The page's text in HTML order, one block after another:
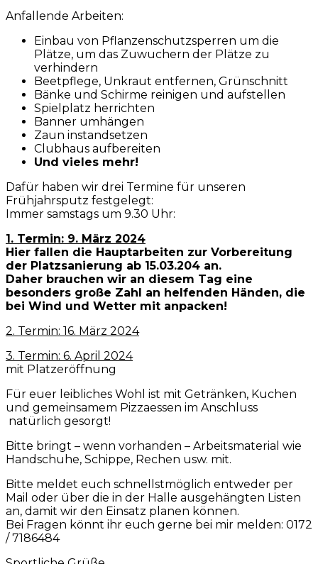
Anfallende Arbeiten:
Einbau von Pflanzenschutzsperren um die
Plätze, um das Zuwuchern der Plätze zu
verhindern
Beetpflege, Unkraut entfernen, Grünschnitt
Bänke und Schirme reinigen und aufstellen
Spielplatz herrichten
Banner umhängen
Zaun instandsetzen
Clubhaus aufbereiten
Und vieles mehr!
Dafür haben wir drei Termine für unseren
Frühjahrsputz festgelegt:
Immer samstags um 9.30 Uhr:
1. Termin: 9. März 2024
Hier fallen die Hauptarbeiten zur Vorbereitung
der Platzsanierung ab 15.03.204 an.
Daher brauchen wir an diesem Tag eine
besonders große Zahl an helfenden Händen, die
bei Wind und Wetter mit anpacken!
2. Termin: 16. März 2024
3. Termin: 6. April 2024
mit Platzeröffnung
Für euer leibliches Wohl ist mit Getränken, Kuchen
und gemeinsamem Pizzaessen im Anschluss
natürlich gesorgt!
Bitte bringt – wenn vorhanden – Arbeitsmaterial wie
Handschuhe, Schippe, Rechen usw. mit.
Bitte meldet euch schnellstmöglich entweder per
Mail oder über die in der Halle ausgehängten Listen
an, damit wir den Einsatz planen können.
Bei Fragen könnt ihr euch gerne bei mir melden: 0172
/ 7186484